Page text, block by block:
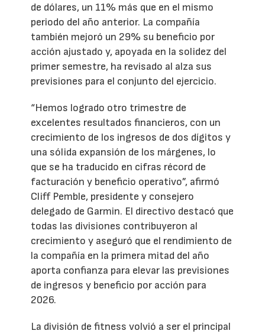
de dólares, un 11% más que en el mismo
periodo del año anterior. La compañía
también mejoró un 29% su beneficio por
acción ajustado y, apoyada en la solidez del
primer semestre, ha revisado al alza sus
previsiones para el conjunto del ejercicio.
“Hemos logrado otro trimestre de
excelentes resultados financieros, con un
crecimiento de los ingresos de dos dígitos y
una sólida expansión de los márgenes, lo
que se ha traducido en cifras récord de
facturación y beneficio operativo”, afirmó
Cliff Pemble, presidente y consejero
delegado de Garmin. El directivo destacó que
todas las divisiones contribuyeron al
crecimiento y aseguró que el rendimiento de
la compañía en la primera mitad del año
aporta confianza para elevar las previsiones
de ingresos y beneficio por acción para
2026.
La división de fitness volvió a ser el principal